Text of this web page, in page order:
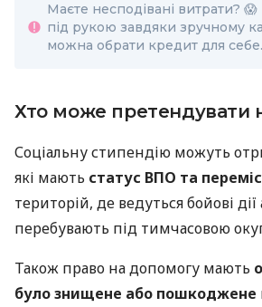
Маєте несподівані витрати?
під рукою завдяки зручному
можна обрати кредит для себе.
Хто може претендувати
Соціальну стипендію можуть
які мають статус ВПО та
територій, де ведуться бойові дії
перебувають під тимчасовою
Також право на допомогу мають
було знищене або пошкоджене